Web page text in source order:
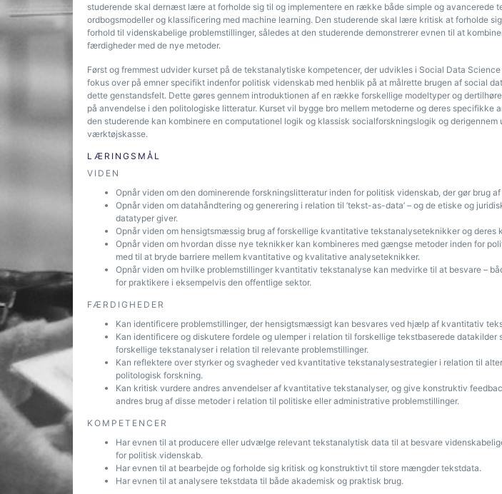
studerende skal dernæst lære at forholde sig til og implementere en række både simple og avancerede
ordbogsmodeller og klassificering med machine learning. Den studerende skal lære kritisk at forholde
forhold til videnskabelige problemstillinger, således at den studerende demonstrerer evnen til at
færdigheder med de nye metoder.
Først og fremmest udvider kurset på de tekstanalytiske kompetencer, der udvikles i Social Data
fokus over på emner specifikt indenfor politisk videnskab med henblik på at målrette brugen af social
dette genstandsfelt. Dette gøres gennem introduktionen af en række forskellige modeltyper og
på anvendelse i den politologiske litteratur. Kurset vil bygge bro mellem metoderne og deres specifikke
den studerende kan kombinere en computationel logik og klassisk socialforskningslogik og derigennem
værktøjskasse.
LÆRINGSMÅL
VIDEN
Opnår viden om den dominerende forskningslitteratur inden for politisk videnskab, der gør brug
Opnår viden om datahåndtering og generering i relation til ’tekst-as-data’ – og de etiske og
datatyper giver.
Opnår viden om hensigtsmæssig brug af forskellige kvantitative tekstanalyseteknikker og deres
Opnår viden om hvordan disse nye teknikker kan kombineres med gængse metoder inden for
med til at bryde barriere mellem kvantitative og kvalitative analyseteknikker.
Opnår viden om hvilke problemstillinger kvantitativ tekstanalyse kan medvirke til at besvare –
for praktikere i eksempelvis den offentlige sektor.
FÆRDIGHEDER
Kan identificere problemstillinger, der hensigtsmæssigt kan besvares ved hjælp af kvantitativ
Kan identificere og diskutere fordele og ulemper i relation til forskellige tekstbaserede datakilder
forskellige tekstanalyser i relation til relevante problemstillinger.
Kan reflektere over styrker og svagheder ved kvantitative tekstanalysestrategier i relation til
politologisk forskning.
Kan kritisk vurdere andres anvendelser af kvantitative tekstanalyser, og give konstruktiv
andres brug af disse metoder i relation til politiske eller administrative problemstillinger.
KOMPETENCER
Har evnen til at producere eller udvælge relevant tekstanalytisk data til at besvare
for politisk videnskab.
Har evnen til at bearbejde og forholde sig kritisk og konstruktivt til store mængder tekstdata.
Har evnen til at analysere tekstdata til både akademisk og praktisk brug.